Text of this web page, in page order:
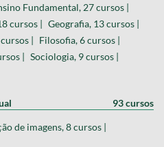
Fundamental, 27 cursos |
cursos |
Geografia, 13 cursos |
|
Filosofia, 6 cursos |
|
Sociologia, 9 cursos |
93 cursos
de imagens, 8 cursos |